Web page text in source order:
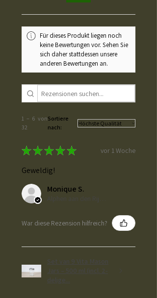
Für dieses Produkt liegen noch
keine Bewertungen vor. Sehen Sie
sich daher stattdessen unsere
anderen Bewertungen an.
1 – 6 von
32
Sortiere
nach:
★★★★★ vor 1 Woche
Geweldig!
Monique S.
War diese Rezension hilfreich?
Set van 9 Vita Mason
Jars – 500 ml (incl. 2-
delige...